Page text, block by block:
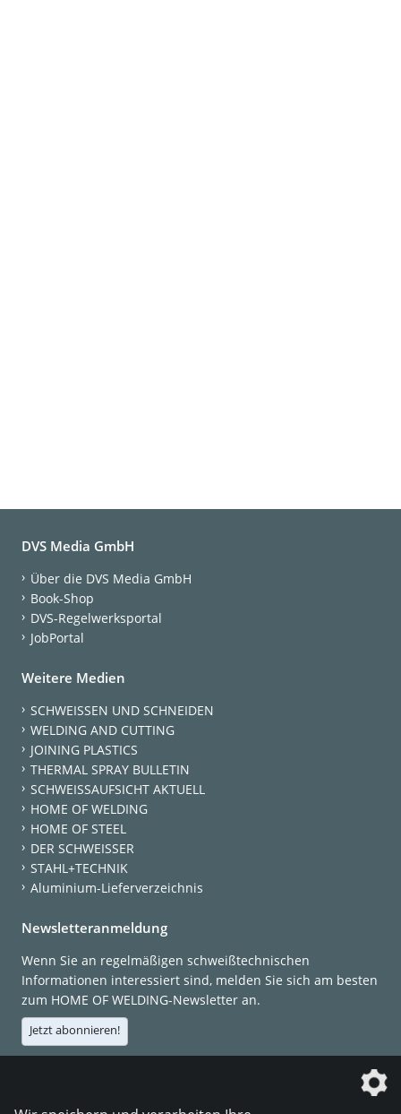
DVS Media GmbH
Über die DVS Media GmbH
Book-Shop
DVS-Regelwerksportal
JobPortal
Weitere Medien
SCHWEISSEN UND SCHNEIDEN
WELDING AND CUTTING
JOINING PLASTICS
THERMAL SPRAY BULLETIN
SCHWEISSAUFSICHT AKTUELL
HOME OF WELDING
HOME OF STEEL
DER SCHWEISSER
STAHL+TECHNIK
Aluminium-Lieferverzeichnis
Newsletteranmeldung
Wenn Sie an regelmäßigen schweißtechnischen
Informationen interessiert sind, melden Sie sich am besten
zum HOME OF WELDING-Newsletter an.
Jetzt abonnieren!
Die DVS Media GmbH ist ein Unternehmen der